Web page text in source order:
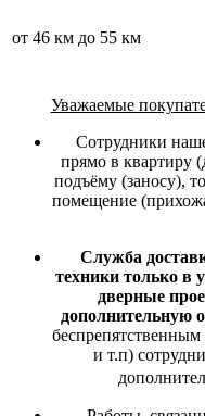
от 46 км до 55 км
Уважаемые
Сотрудники
прямо в квартиру
подъёму (заносу),
помещение
Служба
техники только в
дверные
дополнительную
и т.п)